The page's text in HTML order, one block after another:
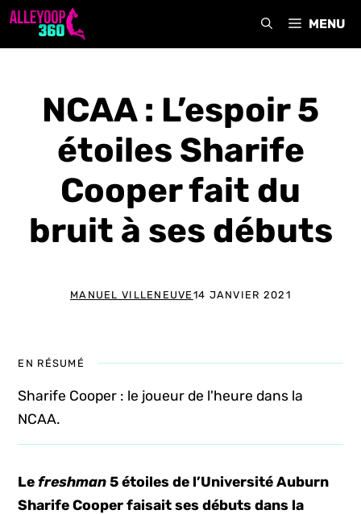
Aller
MENU
NCAA : L’espoir 5
étoiles Sharife
Cooper fait du
bruit à ses débuts
MANUEL VILLENEUVE 14 JANVIER 2021
EN RÉSUMÉ
Sharife Cooper : le joueur de l'heure dans la
NCAA.
Lefreshman5 étoiles de l’Université Auburn
Sharife Cooper faisait ses débuts dans la